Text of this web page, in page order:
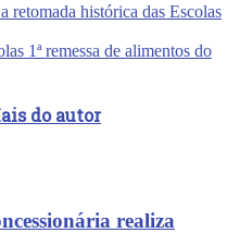
retomada histórica das Escolas
1ª remessa de alimentos do
do autor
realiza